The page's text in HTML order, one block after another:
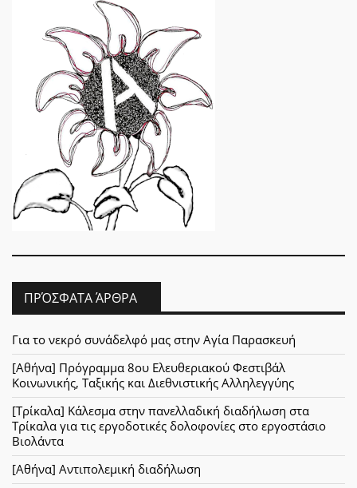
ΠΡΌΣΦΑΤΑ ΆΡΘΡΑ
Για το νεκρό συνάδελφό μας στην Αγία Παρασκευή
[Αθήνα] Πρόγραμμα 8ου Ελευθεριακού Φεστιβάλ
Κοινωνικής, Ταξικής και Διεθνιστικής Αλληλεγγύης
[Τρίκαλα] Κάλεσμα στην πανελλαδική διαδήλωση στα
Τρίκαλα για τις εργοδοτικές δολοφονίες στο εργοστάσιο
Βιολάντα
[Αθήνα] Αντιπολεμική διαδήλωση